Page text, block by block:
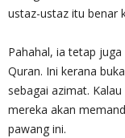
ustaz-ustaz itu benar
Pahahal, ia tetap
Quran. Ini kerana
sebagai azimat.
mereka akan
pawang ini.